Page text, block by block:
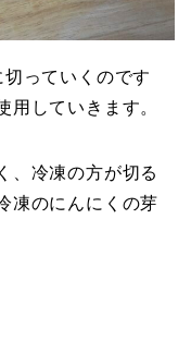
っていくのです
用していきます。
、冷凍の方が切る
凍のにんにくの芽